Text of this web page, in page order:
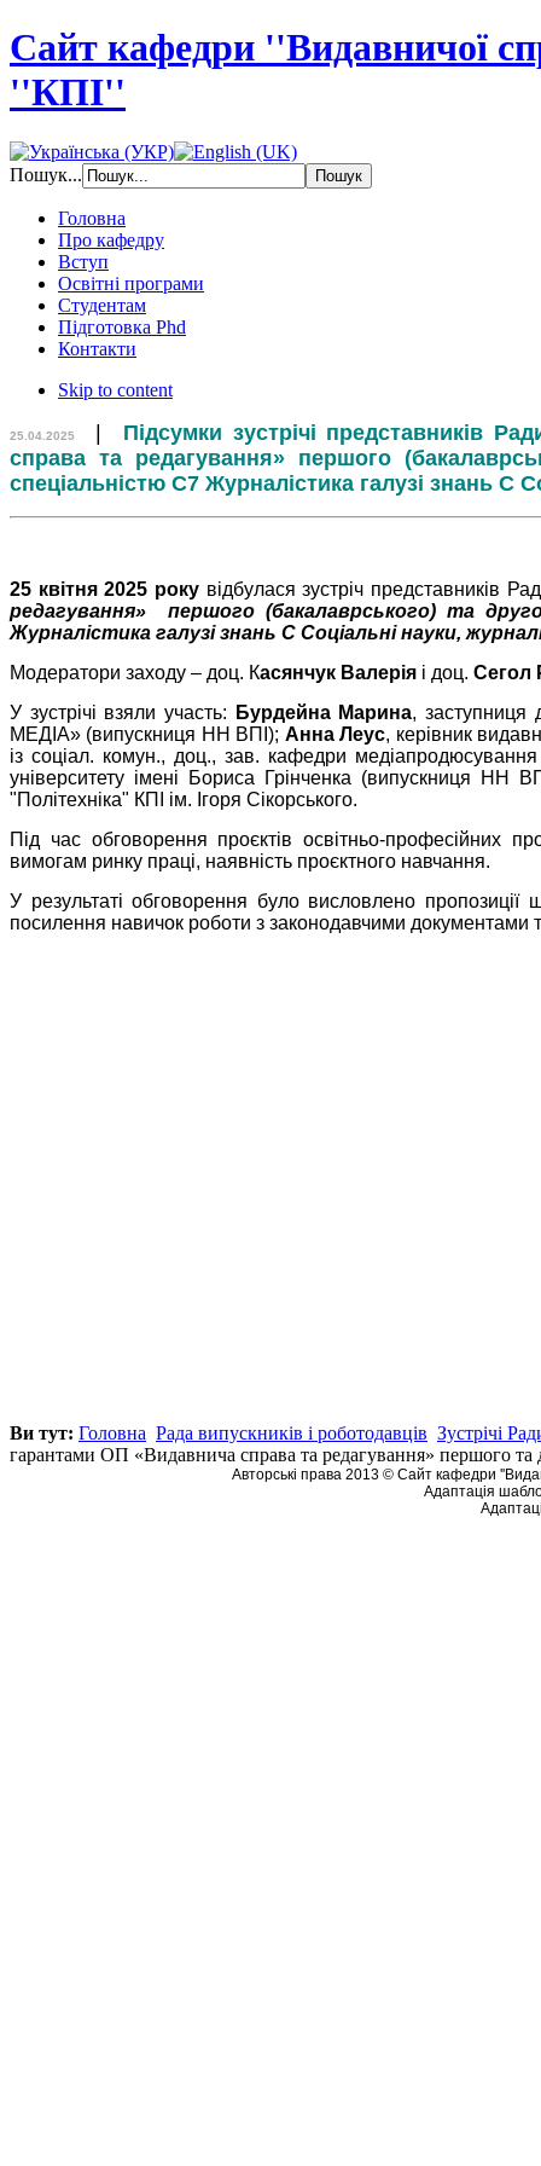
Сайт кафедри ''Видавничої
''КПІ''
Пошук...
Головна
Про кафедру
Вступ
Освітні програми
Студентам
Підготовка Phd
Контакти
Skip to content
25.04.2025 |
Підсумки зустрічі представників
справа та редагування» першого
спеціальністю C7 Журналістика галузі знань С
25 квітня 2025 року відбулася зустріч представників
редагування» першого (бакалаврського) та
Журналістика галузі знань С Соціальні науки,
Модератори заходу – доц. Касянчук Валерія і доц. Сегол
У зустрічі взяли участь:
Бурдейна Марина,
МЕДІА» (випускниця НН ВПІ); Анна Леус, керівник
із соціал. комун., доц., зав. кафедри
університету імені Бориса Грінченка (випускниця НН
"Політехніка" КПІ ім. Ігоря Сікорського.
Під час обговорення проєктів освітньо-професійних
вимогам ринку праці, наявність проєктного навчання.
У результаті обговорення було висловлено пропозиції
посилення навичок роботи з законодавчими документами
Ви тут: Головна Рада випускників і роботодавців Зустрічі
гарантами ОП «Видавнича справа та редагування» першого та
Авторські права 2013 © Сайт кафедри
Адаптація